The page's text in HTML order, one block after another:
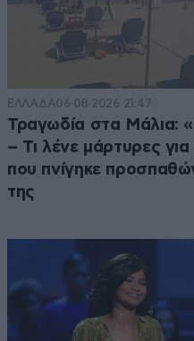
ΕΛΛΑΔΑ06·08·2026 21:47
Τραγωδία στα Μάλια:
– Τι λένε μάρτυρες
που πνίγηκε
της